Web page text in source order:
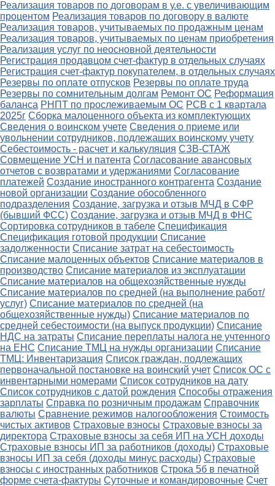
Реализация товаров по договорам в у.е. с увеличивающим
процентом Реализация товаров по договору в валюте
Реализация товаров, учитываемых по продажным ценам
Реализация товаров, учитываемых по ценам приобретения
Реализация услуг по неосновной деятельности
Регистрация продавцом счет-фактур в отдельных случаях
Регистрация счет-фактур покупателем, в отдельных случаях
Резервы по оплате отпусков Резервы по оплате труда
Резервы по сомнительным долгам Ремонт ОС Реформация
баланса РНПТ по прослеживаемым ОС РСВ с 1 квартала
2025г Сборка малоценного объекта из комплектующих
Сведения о воинском учете Сведения о приеме или
увольнении сотрудников, подлежащих воинскому учету
Себестоимость - расчет и калькуляция СЗВ-СТАЖ
Совмещение УСН и патента Согласование авансовых
отчетов с возвратами и удержаниями Согласование
платежей Создание иностранного контрагента Создание
новой организации Создание обособленного
подразделения Создание, загрузка и отзыв МЧД в СФР
(бывший ФСС) Создание, загрузка и отзыв МЧД в ФНС
Сортировка сотрудников в табеле Спецификация
Спецификация готовой продукции Списание
задолженности Списание затрат на себестоимость
Списание малоценных объектов Списание материалов в
производство Списание материалов из эксплуатации
Списание материалов на общехозяйственные нужды
Списание материалов по средней (на выполнение работ/
услуг) Списание материалов по средней (на
общехозяйственные нужды) Списание материалов по
средней себестоимости (на выпуск продукции) Списание
НДС на затраты Списание переплаты налога не учтенного
на ЕНС Списание ТМЦ на нужды организации Списание
ТМЦ: Инвентаризация Список граждан, подлежащих
первоначальной постановке на воинский учет Список ОС с
инвентарными номерами Список сотрудников на дату
Список сотрудников с датой рождения Способы отражения
зарплаты Справка по розничным продажам Справочник
валюты Сравнение режимов налогообложения Стоимость
чистых активов Страховые взносы Страховые взносы за
директора Страховые взносы за себя ИП на УСН доходы
Страховые взносы ИП за работников (доходы) Страховые
взносы ИП за себя (доходы минус расходы) Страховые
взносы с иностранных работников Строка 5б в печатной
форме счета-фактуры Суточные и командировочные Счет